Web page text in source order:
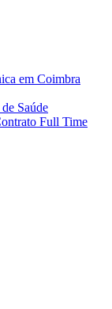
em Coimbra
Saúde
Full Time